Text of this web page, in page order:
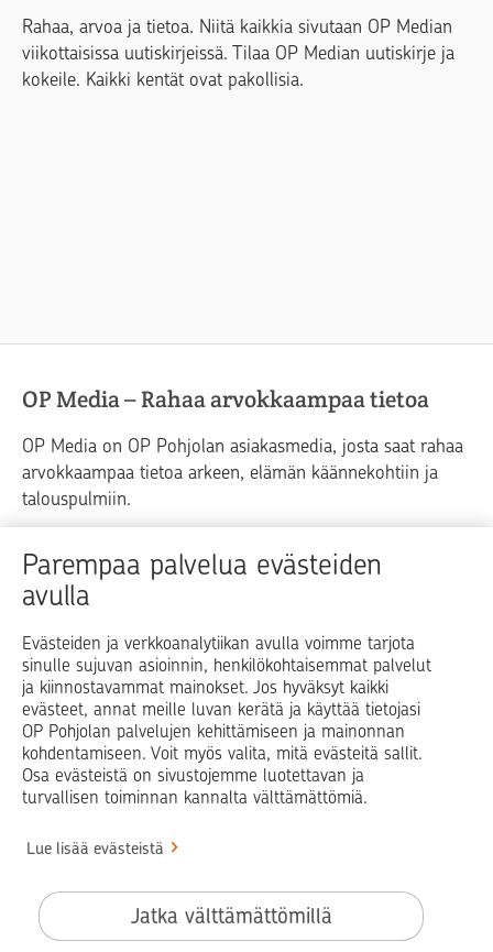
Parempaa palvelua evästeiden
avulla
Evästeiden ja verkkoanalytiikan avulla voimme tarjota
sinulle sujuvan asioinnin, henkilökohtaisemmat palvelut
ja kiinnostavammat mainokset. Jos hyväksyt kaikki
evästeet, annat meille luvan kerätä ja käyttää tietojasi
OP Pohjolan palvelujen kehittämiseen ja mainonnan
kohdentamiseen. Voit myös valita, mitä evästeitä sallit.
Osa evästeistä on sivustojemme luotettavan ja
turvallisen toiminnan kannalta välttämättömiä.
Lue lisää evästeistä
Jatka välttämättömillä
Rahaa, arvoa ja tietoa. Niitä kaikkia sivutaan OP Median
viikottaisissa uutiskirjeissä. Tilaa OP Median uutiskirje ja
kokeile. Kaikki kentät ovat pakollisia.
OP Media – Rahaa arvokkaampaa tietoa
OP Media on OP Pohjolan asiakasmedia, josta saat rahaa
arvokkaampaa tietoa arkeen, elämän käännekohtiin ja
talouspulmiin.
Raha Elämä
Yrityselämä
Blogit ja puheenvuorot
Op.fi OP Koti Pohjola Vahinkoapu
Facebook
X LinkedInInstagram
Käyttöehdot
Saavutettavuusseloste